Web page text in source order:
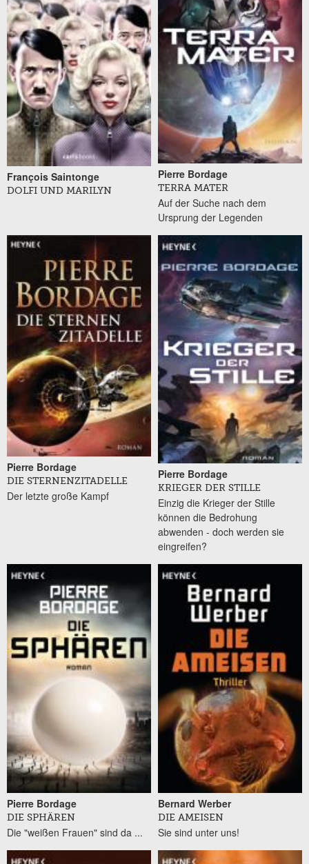
François Saintonge
DOLFI UND MARILYN
Pierre Bordage
TERRA MATER
Auf der Suche nach dem
Ursprung der Legenden
Pierre Bordage
DIE STERNENZITADELLE
Der letzte große Kampf
Pierre Bordage
KRIEGER DER STILLE
Einzig die Krieger der Stille
können die Bedrohung
abwenden - doch werden sie
eingreifen?
Pierre Bordage
DIE SPHÄREN
Die "weißen Frauen" sind da ...
Bernard Werber
DIE AMEISEN
Sie sind unter uns!